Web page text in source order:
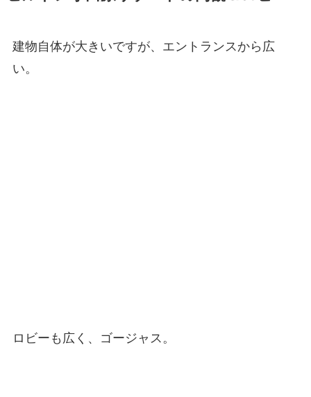
建物自体が大きいですが、エントランスから広
い。
ロビーも広く、ゴージャス。